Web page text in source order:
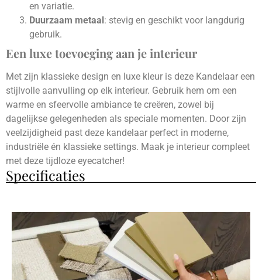
en variatie.
Duurzaam metaal: stevig en geschikt voor langdurig
gebruik.
Een luxe toevoeging aan je interieur
Met zijn klassieke design en luxe kleur is deze Kandelaar een
stijlvolle aanvulling op elk interieur. Gebruik hem om een
warme en sfeervolle ambiance te creëren, zowel bij
dagelijkse gelegenheden als speciale momenten. Door zijn
veelzijdigheid past deze kandelaar perfect in moderne,
industriële én klassieke settings. Maak je interieur compleet
met deze tijdloze eyecatcher!
Specificaties